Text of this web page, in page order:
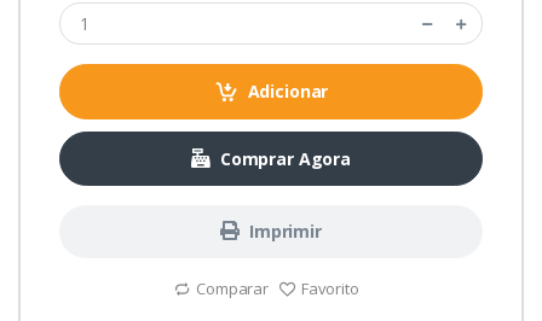
Adicionar
Comprar Agora
Imprimir
Comparar Favorito